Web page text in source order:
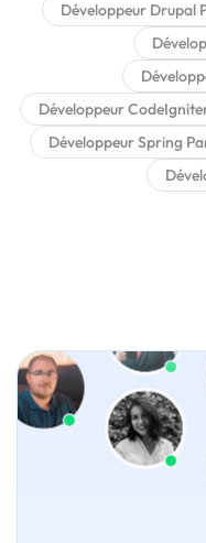
Développeur Drupal
Développeur
Développeur Spring